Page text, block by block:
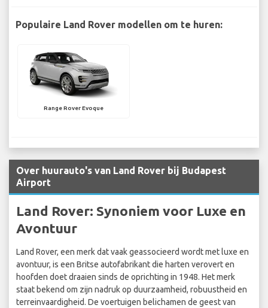
Populaire Land Rover modellen om te huren:
Range Rover Evoque
Over huurauto's van Land Rover bij Budapest
Airport
Land Rover: Synoniem voor Luxe en
Avontuur
Land Rover, een merk dat vaak geassocieerd wordt met luxe en
avontuur, is een Britse autofabrikant die harten verovert en
hoofden doet draaien sinds de oprichting in 1948. Het merk
staat bekend om zijn nadruk op duurzaamheid, robuustheid en
terreinvaardigheid. De voertuigen belichamen de geest van